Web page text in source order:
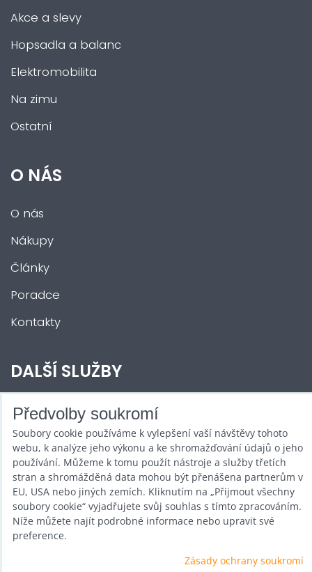
Akce a slevy
Hopsadla a balanc
Elektromobilita
Na zimu
Ostatní
O NÁS
O nás
Nákupy
Články
Poradce
Kontakty
DALŠÍ SLUŽBY
Zábava na Vaši akci
Půjčovna
Promotéři
Kurzy a setkání
Velkoobchod
Nabídka práce
Předvolby soukromí
Soubory cookie používáme k vylepšení vaší návštěvy tohoto
webu, k analýze jeho výkonu a ke shromažďování údajů o jeho
používání. Můžeme k tomu použít nástroje a služby třetích
stran a shromážděná data mohou být přenášena partnerům v
EU, USA nebo jiných zemích. Kliknutím na „Přijmout všechny
soubory cookie“ vyjadřujete svůj souhlas s tímto zpracováním.
Níže můžete najít podrobné informace nebo upravit své
preference.
Zásady ochrany soukromí